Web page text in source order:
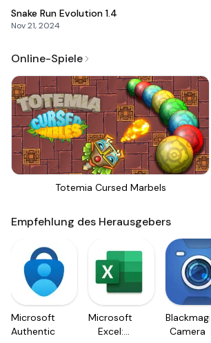
Snake Run Evolution 1.4
Nov 21, 2024
Online-Spiele
Totemia Cursed Marbels
Empfehlung des Herausgebers
Microsoft
Authenticator
Microsoft
Excel:
Blackmagic
Camera